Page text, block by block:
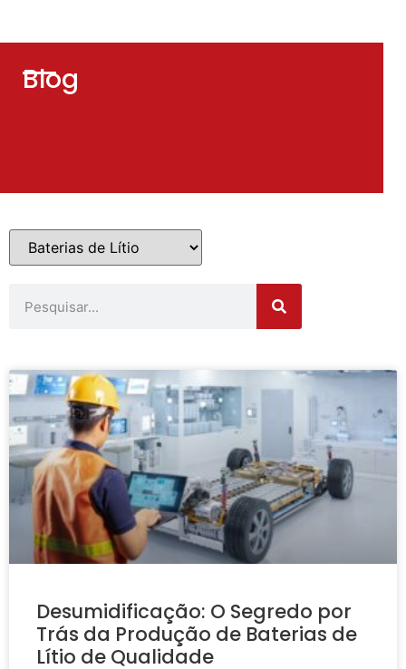
Blog
Desumidificação: O Segredo por
Trás da Produção de Baterias de
Lítio de Qualidade